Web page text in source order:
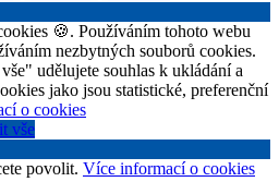
🍪. Používáním tohoto webu
nezbytných souborů cookies.
udělujete souhlas k ukládání a
jako jsou statistické, preferenční
o cookies
vše
povolit. Více informací o cookies